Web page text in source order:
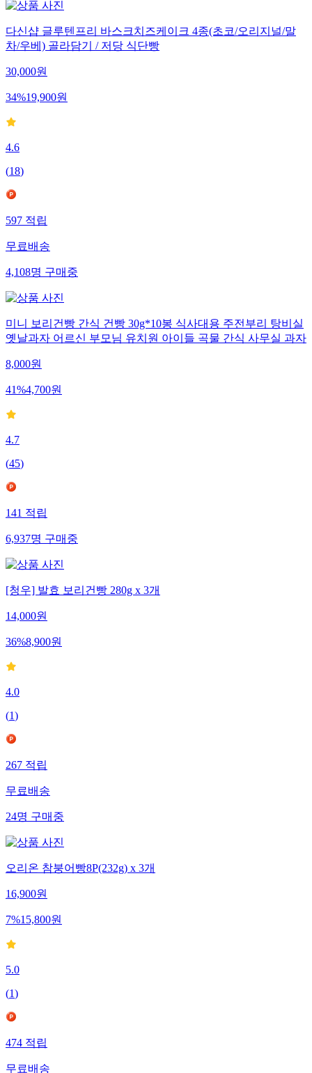
다신샵 글루텐프리 바스크치즈케이크 4종(초코/오리지널/말
차/우베) 골라담기 / 저당 식단빵
30,000원
34%19,900원
4.6
(18)
597적립
무료배송
4,108명구매중
미니 보리건빵 간식 건빵 30g*10봉 식사대용 주전부리 탕비실
옛날과자 어르신 부모님 유치원 아이들 곡물 간식 사무실 과자
8,000원
41%4,700원
4.7
(45)
141적립
6,937명구매중
[청우] 발효 보리건빵 280g x 3개
14,000원
36%8,900원
4.0
(1)
267적립
무료배송
24명구매중
오리온 참붕어빵8P(232g) x 3개
16,900원
7%15,800원
5.0
(1)
474적립